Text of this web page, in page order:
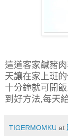
這道客家鹹豬
天讓在家上班
十分鐘就可開
到好方法,每天
TIGERMOMKU at